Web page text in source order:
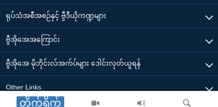
တိုက်ရိုက်
ရုပ်သံအစီအစဉ်နှင့် ဗွီဒီယိုကဏ္ဍများ
ဗွီအိုအေအကြောင်း
ဗွီအိုအေ မိုဘိုင်းလ်အက်ပ်များ ဒေါင်းလုတ်ယူရန်
Other Links